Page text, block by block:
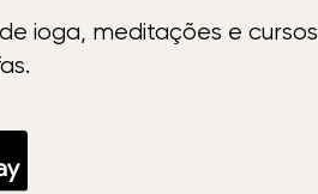
ioga, meditações e cursos